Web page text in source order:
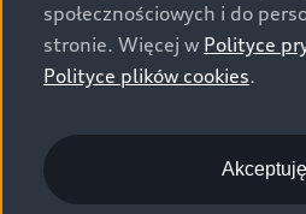
społecznościowych i do
stronie. Więcej w Polityce
Polityce plików cookies.
Akceptuję
względem możliwości odzysku
określone w normie ISO 22628
europejskimi świadectwami
o.o. podlega obowiązkowi
użytkownikom samochodów
odbioru pojazdów po wycofaniu